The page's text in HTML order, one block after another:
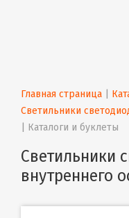
Главная страница
Светильники
Каталоги и буклеты
Светильники
внутреннего